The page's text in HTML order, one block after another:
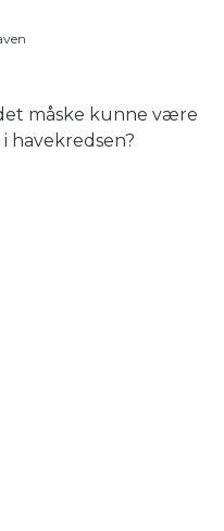
måske kunne være
havekredsen?